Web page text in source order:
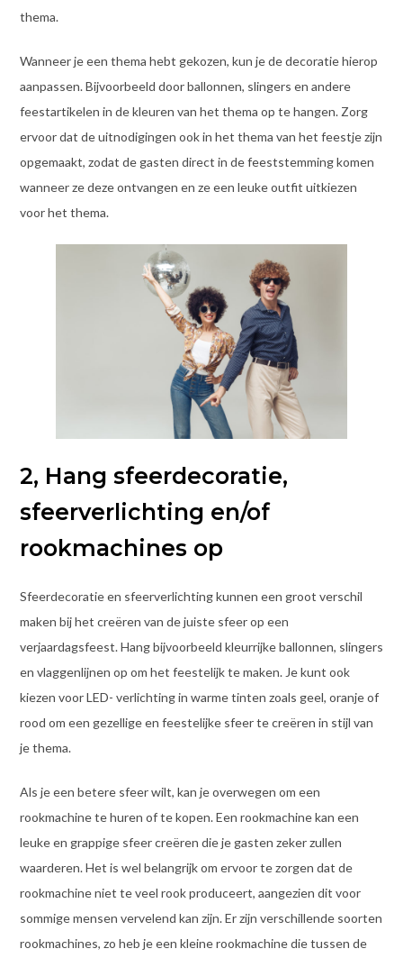
thema.
Wanneer je een thema hebt gekozen, kun je de decoratie hierop
aanpassen. Bijvoorbeeld door ballonnen, slingers en andere
feestartikelen in de kleuren van het thema op te hangen. Zorg
ervoor dat de uitnodigingen ook in het thema van het feestje zijn
opgemaakt, zodat de gasten direct in de feeststemming komen
wanneer ze deze ontvangen en ze een leuke outfit uitkiezen
voor het thema.
2, Hang sfeerdecoratie,
sfeerverlichting en/of
rookmachines op
Sfeerdecoratie en sfeerverlichting kunnen een groot verschil
maken bij het creëren van de juiste sfeer op een
verjaardagsfeest. Hang bijvoorbeeld kleurrijke ballonnen, slingers
en vlaggenlijnen op om het feestelijk te maken. Je kunt ook
kiezen voor LED- verlichting in warme tinten zoals geel, oranje of
rood om een gezellige en feestelijke sfeer te creëren in stijl van
je thema.
Als je een betere sfeer wilt, kan je overwegen om een
rookmachine te huren of te kopen. Een rookmachine kan een
leuke en grappige sfeer creëren die je gasten zeker zullen
waarderen. Het is wel belangrijk om ervoor te zorgen dat de
rookmachine niet te veel rook produceert, aangezien dit voor
sommige mensen vervelend kan zijn. Er zijn verschillende soorten
rookmachines, zo heb je een kleine rookmachine die tussen de